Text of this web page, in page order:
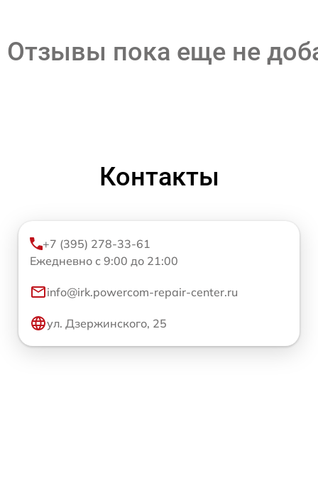
Отзывы пока еще не
Контакты
+7 (395) 278-33-61
Ежедневно с 9:00 до 21:00
info@irk.powercom-repair-center.ru
ул. Дзержинского, 25